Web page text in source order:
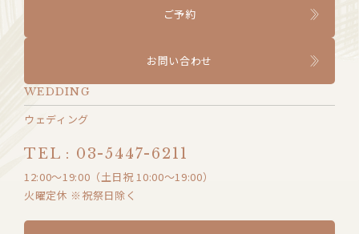
ご予約
お問い合わせ
WEDDING
ウェディング
TEL : 03-5447-6211
12:00〜19:00（土日祝 10:00〜19:00）
火曜定休 ※祝祭日除く